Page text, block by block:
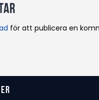
för att publicera en